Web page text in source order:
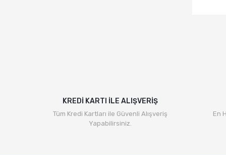
KREDİ KARTI İLE ALIŞVERİŞ
Tüm Kredi Kartları ile Güvenli Alışveriş
Yapabilirsiniz.
En